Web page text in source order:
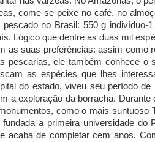
come-se peixe no café, no
pescado no Brasil: 550 g indivíduo-
Lógico que dentre as duas mil
as suas preferências: assim como
pescarias, ele também conhece o
as espécies que lhes
do estado, viveu seu período
a exploração da borracha.
como o mais suntuoso
fundada a primeira universidade do
acaba de completar cem anos.